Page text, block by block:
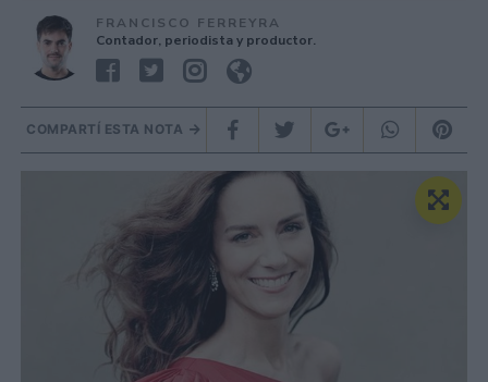
FRANCISCO FERREYRA
Contador, periodista y productor.
COMPARTÍ ESTA NOTA